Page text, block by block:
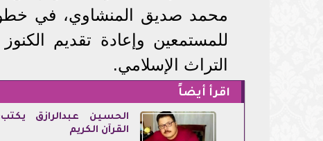
محمد صديق المنشاوي، في
للمستمعين وإعادة تقديم
التراث الإسلامي.
اقرأ أيضاً
الحسين عبدالرازق
القرآن الكريم